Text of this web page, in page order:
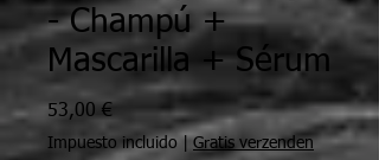
- Champú +
Mascarilla + Sérum
53,00 € Precio
Impuesto incluido |Gratis verzenden